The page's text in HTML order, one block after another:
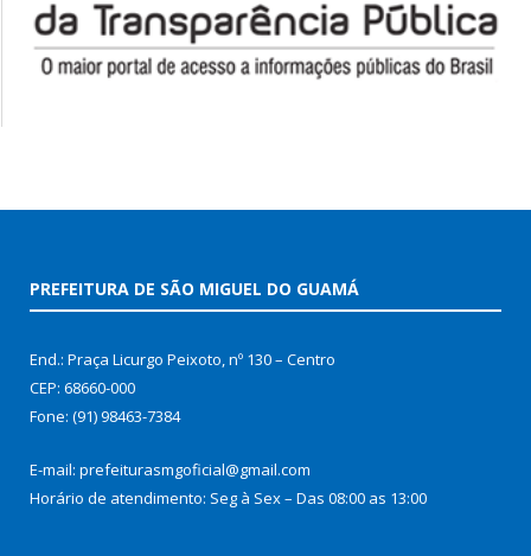
PREFEITURA DE SÃO MIGUEL DO GUAMÁ
End.: Praça Licurgo Peixoto, nº 130 – Centro
CEP: 68660-000
Fone: (91) 98463-7384
E-mail: prefeiturasmgoficial@gmail.com
Horário de atendimento: Seg à Sex – Das 08:00 as 13:00